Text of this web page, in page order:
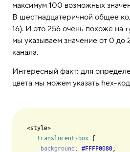
максимум 100 возможных
В шестнадцатеричной общее
16). И это 256 очень похоже на
мы указываем значение от 0 до
канала.
Интересный факт: для
цвета мы можем указать hex-код
<style>
.translucent-box {
background : #FFFF0080;